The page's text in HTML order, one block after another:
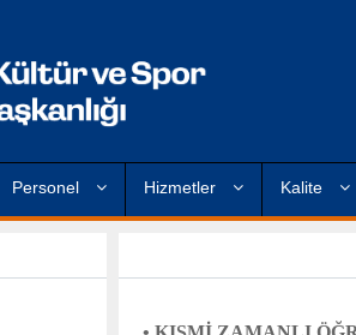
Personel Hizmetler Kalite